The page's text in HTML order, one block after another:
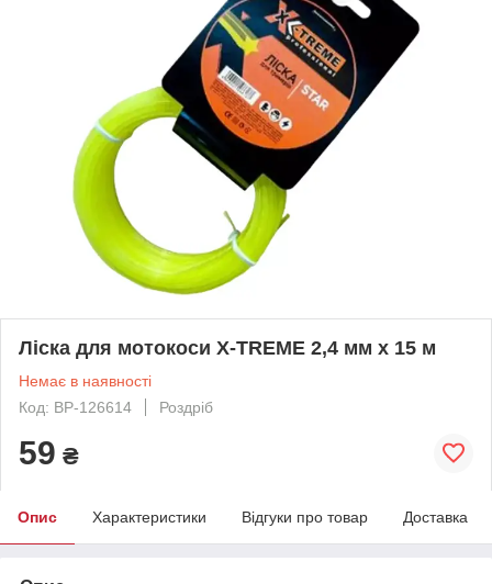
Ліска для мотокоси X-TREME 2,4 мм х 15 м
Немає в наявності
Код: BP-126614
Роздріб
59 ₴
Опис Характеристики Відгуки про товар Доставка